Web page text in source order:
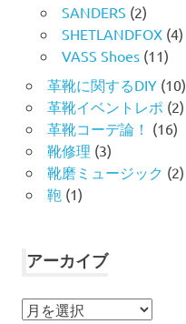
SANDERS (2)
SHETLANDFOX(4)
VASS Shoes(11)
革靴に関するDIY(10)
革靴イベントレポ (2)
革靴コーデ論！ (16)
靴修理 (3)
靴磨ミュージック (2)
鞄 (1)
アーカイブ
ア